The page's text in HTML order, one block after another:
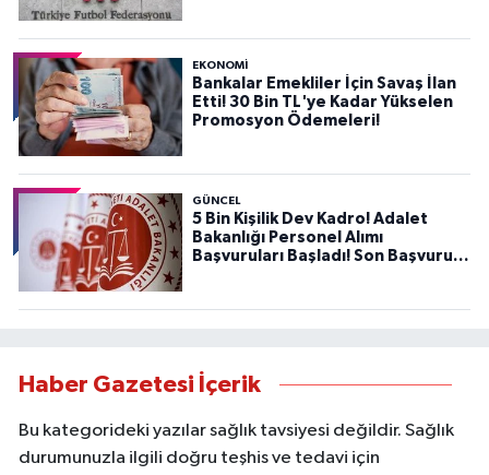
EKONOMİ
Bankalar Emekliler İçin Savaş İlan
Etti! 30 Bin TL'ye Kadar Yükselen
Promosyon Ödemeleri!
GÜNCEL
5 Bin Kişilik Dev Kadro! Adalet
Bakanlığı Personel Alımı
Başvuruları Başladı! Son Başvuru
Haber Gazetesi İçerik
Bu kategorideki yazılar sağlık tavsiyesi değildir. Sağlık
durumunuzla ilgili doğru teşhis ve tedavi için